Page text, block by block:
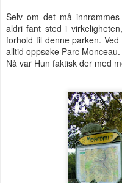
Selv om det må
aldri fant sted i
forhold til denne parken.
alltid oppsøke Parc
Nå var Hun faktisk der med